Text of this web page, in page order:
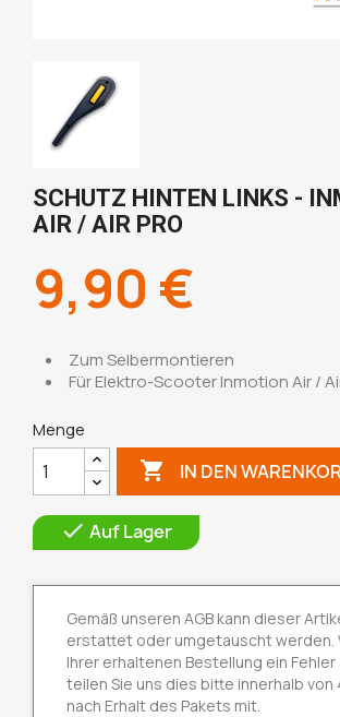
SCHUTZ HINTEN LINKS -
AIR / AIR PRO
9,90 €
Zum Selbermontieren
Für Elektro-Scooter Inmotion Air /
Menge
 IN DEN
 Auf Lager
Gemäß unseren AGB kann dieser
erstattet oder umgetauscht werden.
Ihrer erhaltenen Bestellung ein
teilen Sie uns dies bitte innerhalb von
nach Erhalt des Pakets mit.